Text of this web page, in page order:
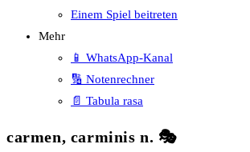
Einem Spiel beitreten
Mehr
📱 WhatsApp-Kanal
🔢 Notenrechner
📄 Tabula rasa
carmen, carminis n. 🎭